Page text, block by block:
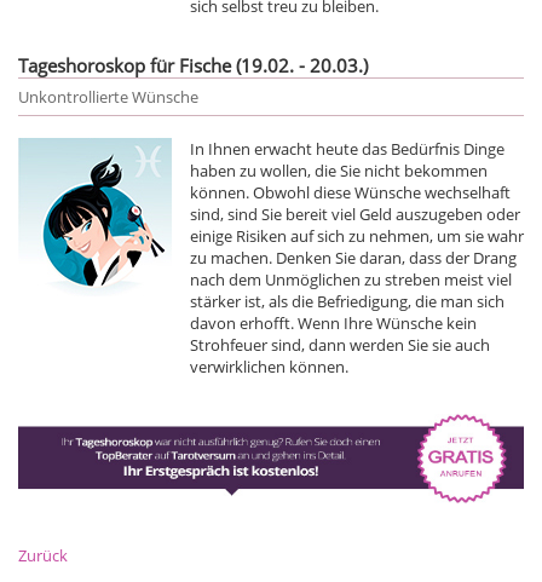
sich selbst treu zu bleiben.
Tageshoroskop für Fische (19.02. - 20.03.)
Unkontrollierte Wünsche
In Ihnen erwacht heute das Bedürfnis Dinge
haben zu wollen, die Sie nicht bekommen
können. Obwohl diese Wünsche wechselhaft
sind, sind Sie bereit viel Geld auszugeben oder
einige Risiken auf sich zu nehmen, um sie wahr
zu machen. Denken Sie daran, dass der Drang
nach dem Unmöglichen zu streben meist viel
stärker ist, als die Befriedigung, die man sich
davon erhofft. Wenn Ihre Wünsche kein
Strohfeuer sind, dann werden Sie sie auch
verwirklichen können.
Zurück